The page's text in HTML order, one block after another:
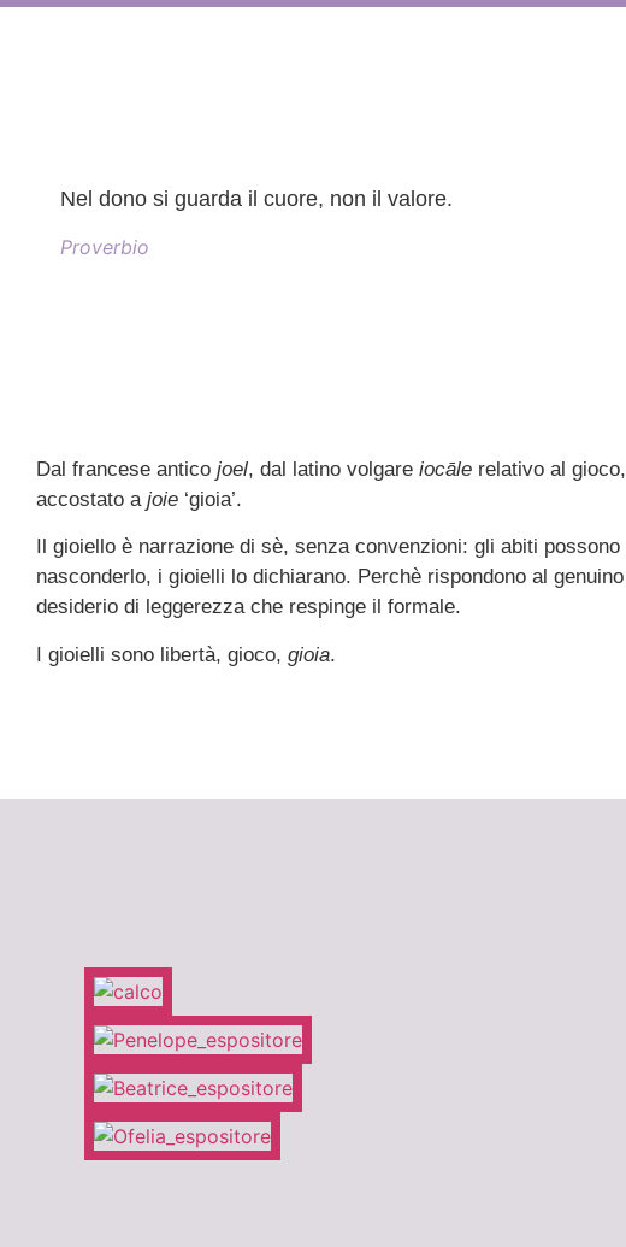
Nel dono si guarda il cuore, non il valore.
Proverbio
Dal francese antico joel, dal latino volgare iocāle relativo al gioco,
accostato a joie ‘gioia’.
Il gioiello è narrazione di sè, senza convenzioni: gli abiti possono
nasconderlo, i gioielli lo dichiarano. Perchè rispondono al genuino
desiderio di leggerezza che respinge il formale.
I gioielli sono libertà, gioco, gioia.